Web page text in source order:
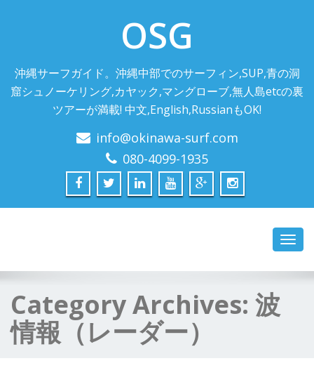
OSG
沖縄サーフガイド。沖縄中部でのサーフィン,SUP,青の洞
窟シュノーケリング,カヤック,マングローブ,無人島etcの裏
ツアーが満載! 中文,English,RussianもOK!
info@okinawa-surf.com
080-4099-1935
Category Archives: 波
情報（レーダー）